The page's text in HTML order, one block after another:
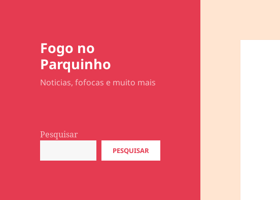
Fogo no
Parquinho
Noticias, fofocas e muito mais
Pesquisar
PESQUISAR